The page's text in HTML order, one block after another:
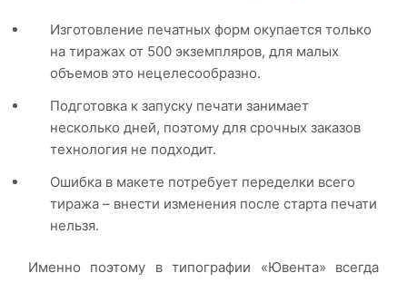
Изготовление печатных форм окупается только
на тиражах от 500 экземпляров, для малых
объемов это нецелесообразно.
Подготовка к запуску печати занимает
несколько дней, поэтому для срочных заказов
технология не подходит.
Ошибка в макете потребует переделки всего
тиража – внести изменения после старта печати
нельзя.
Именно поэтому в типографии «Ювента» всегда